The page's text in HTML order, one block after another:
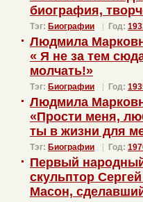
биография,
Тэг: Биографии Год:
Людмила
« Я не за тем
молчать!»
Тэг: Биографии Год:
Людмила
«Прости меня,
ты в жизни для
Тэг: Биографии Год:
Первый
скульптор
Масон,